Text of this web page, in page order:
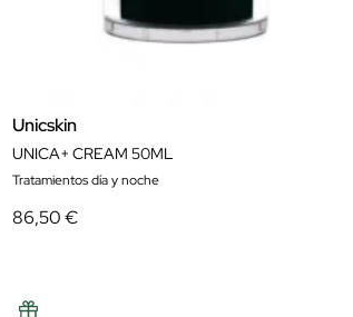
Unicskin
UNICA+ CREAM 50ML
Tratamientos día y noche
86,50 €